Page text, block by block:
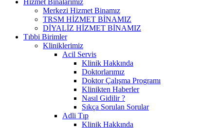
Merkezi Hizmet Binamız
TRSM HİZMET BİNAMIZ
DİYALİZ HİZMET BİNAMIZ
Tıbbi Birimler
Kliniklerimiz
Acil Servis
Klinik Hakkında
Doktorlarımız
Doktor Çalışma Programı
Klinikten Haberler
Nasıl Gidilir ?
Sıkça Sorulan Sorular
Adli Tıp
Klinik Hakkında